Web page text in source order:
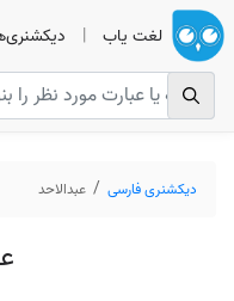
لغت یاب |
دیکشنری فارسی عبدالاحد